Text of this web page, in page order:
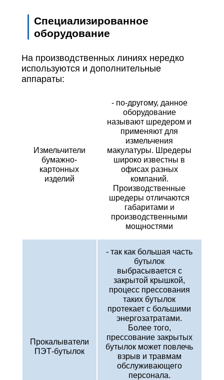
Специализированное
оборудование
На производственных линиях нередко
используются и дополнительные
аппараты:
Измельчители
бумажно-
картонных
изделий
- по-другому, данное
оборудование
называют шредером и
применяют для
измельчения
макулатуры. Шредеры
широко известны в
офисах разных
компаний.
Производственные
шредеры отличаются
габаритами и
производственными
мощностями
Прокалыватели
ПЭТ-бутылок
- так как большая часть
бутылок
выбрасывается с
закрытой крышкой,
процесс прессования
таких бутылок
протекает с большими
энергозатратами.
Более того,
прессование закрытых
бутылок может повлечь
взрыв и травмам
обслуживающего
персонала.